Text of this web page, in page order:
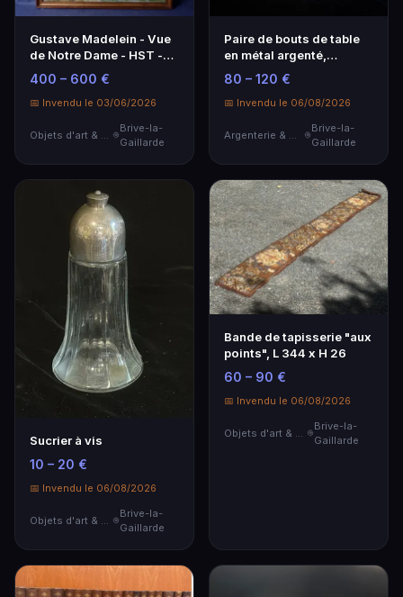
Gustave Madelein - Vue
de Notre Dame - HST -
SBG - 65 cm
400 – 600 €
📅 Invendu le 03/06/2026
Objets d'art & Curiosités
Brive-la-
Gaillarde
Paire de bouts de table
en métal argenté,
orfèvrerie du Laos…
80 – 120 €
📅 Invendu le 06/08/2026
Argenterie & Orfèvrerie
Brive-la-
Gaillarde
Sucrier à vis
10 – 20 €
📅 Invendu le 06/08/2026
Objets d'art & Curiosités
Brive-la-
Gaillarde
Bande de tapisserie "aux
points", L 344 x H 26
60 – 90 €
📅 Invendu le 06/08/2026
Brive-la-
Gaillarde